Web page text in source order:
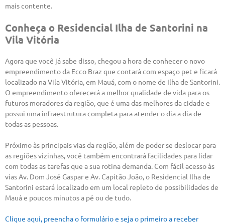
mais contente.
Conheça o Residencial Ilha de Santorini na
Vila Vitória
Agora que você já sabe disso, chegou a hora de conhecer o novo
empreendimento da Ecco Braz que contará com espaço pet e ficará
localizado na Vila Vitória, em Mauá, com o nome de Ilha de Santorini.
O empreendimento oferecerá a melhor qualidade de vida para os
futuros moradores da região, que é uma das melhores da cidade e
possui uma infraestrutura completa para atender o dia a dia de
todas as pessoas.
Próximo às principais vias da região, além de poder se deslocar para
as regiões vizinhas, você também encontrará facilidades para lidar
com todas as tarefas que a sua rotina demanda. Com fácil acesso às
vias Av. Dom José Gaspar e Av. Capitão João, o Residencial Ilha de
Santorini estará localizado em um local repleto de possibilidades de
Mauá e poucos minutos a pé ou de tudo.
Clique aqui, preencha o formulário e seja o primeiro a receber